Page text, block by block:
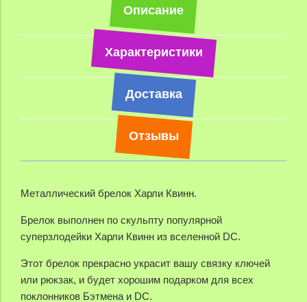
Описание
Характеристики
Доставка
Отзывы
Металлический брелок Харли Квинн.
Брелок выполнен по скульпту популярной
суперзлодейки Харли Квинн из вселенной DC.
Этот брелок прекрасно украсит вашу связку ключей
или рюкзак, и будет хорошим подарком для всех
поклонников Бэтмена и DC.